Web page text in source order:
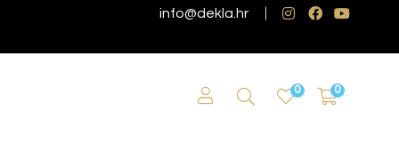
info@dekla.hr
0 0